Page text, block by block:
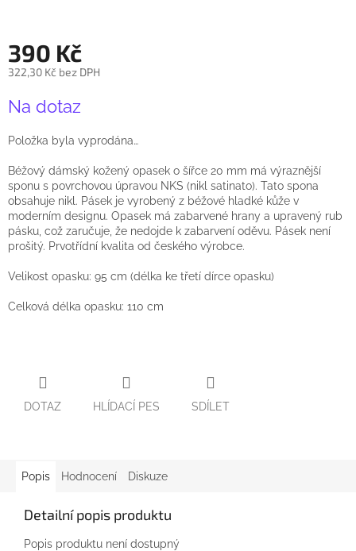
390 Kč
322,30 Kč bez DPH
cena:
Na dotaz
Položka byla vyprodána…
Béžový dámský kožený opasek o šířce 20 mm má výraznější
sponu s povrchovou úpravou NKS (nikl satinato). Tato spona
obsahuje nikl. Pásek je vyrobený z béžové hladké kůže v
moderním designu. Opasek má zabarvené hrany a upravený rub
pásku, což zaručuje, že nedojde k zabarvení oděvu. Pásek není
prošitý. Prvotřídní kvalita od českého výrobce.
Velikost opasku: 95 cm (délka ke třetí dírce opasku)
Celková délka opasku: 110 cm
DOTAZ HLÍDACÍ PES SDÍLET
Popis Hodnocení Diskuze
Detailní popis produktu
Popis produktu není dostupný